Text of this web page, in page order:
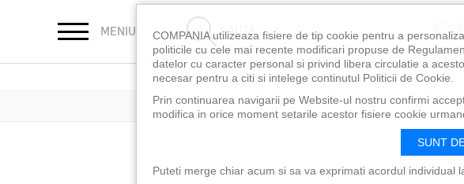
MENIU CAUTĂ
COMPANIA utilizeaza fisiere de tip cookie pentru a
politicile cu cele mai recente modificari propuse de
datelor cu caracter personal si privind libera circulatie a
necesar pentru a citi si intelege continutul Politicii de Cookie.
Prin continuarea navigarii pe Website-ul nostru confirmi
modifica in orice moment setarile acestor fisiere cookie
SUNT
Puteti merge chiar acum si sa va exprimati acordul individual